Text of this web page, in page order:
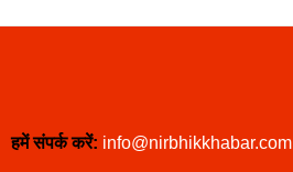
हमें संपर्क करें: info@nirbhikkhabar.com